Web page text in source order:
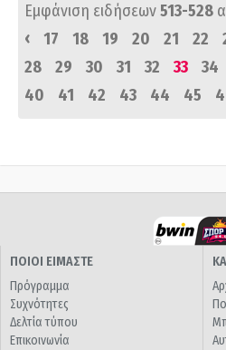
Εμφάνιση ειδήσεων513-528
‹
17 18 19 20 21 22
28
29 30 31 32 33 34
40
41 42 43 44 45
ΠΟΙΟΙ ΕΙΜΑΣΤΕ
Πρόγραμμα
Συχνότητες
Δελτία τύπου
Επικοινωνία